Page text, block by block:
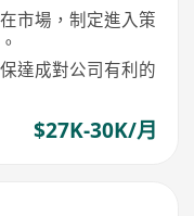
市場，制定進入策
達成對公司有利的
$27K-30K/月